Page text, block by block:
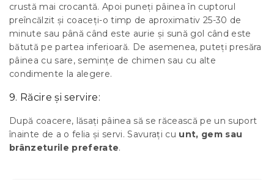
crustă mai crocantă. Apoi puneți pâinea în cuptorul
preîncălzit și coaceți-o timp de aproximativ 25-30 de
minute sau până când este aurie și sună gol când este
bătută pe partea inferioară. De asemenea, puteți presăra
pâinea cu sare, semințe de chimen sau cu alte
condimente la alegere.
9. Răcire și servire:
După coacere, lăsați pâinea să se răcească pe un suport
înainte de a o felia și servi. Savurați cu unt, gem sau
brânzeturile preferate.